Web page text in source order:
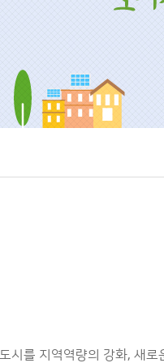
를 지역역량의 강화, 새